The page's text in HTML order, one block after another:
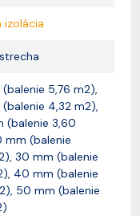
izolácia
5,76 m2),
4,32 m2),
(balenie 3,60
mm (balenie
30 mm (balenie
40 mm (balenie
50 mm (balenie